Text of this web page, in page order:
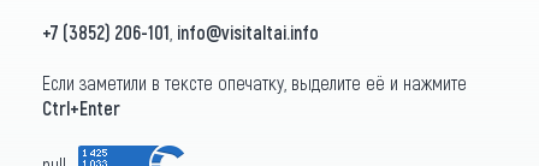
+7 (3852) 206-101 info@visitaltai.info
Если заметили в тексте опечатку, выделите её и нажмите
Ctrl+Enter